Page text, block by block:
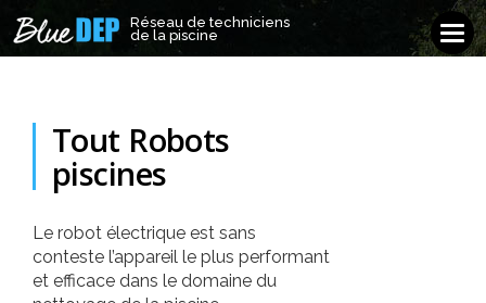
Réseau de techniciens
de la piscine
Tout Robots
piscines
Le robot électrique est sans
conteste l’appareil le plus performant
et efficace dans le domaine du
Réseau de techniciens
de la piscine